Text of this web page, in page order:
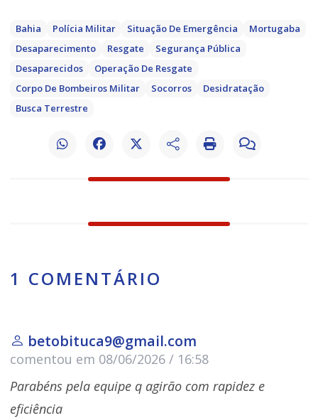
Bahia Polícia Militar Situação De Emergência
Mortugaba
Desaparecimento
Resgate
Segurança Pública
Desaparecidos
Operação De Resgate
Corpo De Bombeiros Militar
Socorros
Desidratação
Busca Terrestre
1 COMENTÁRIO
betobituca9@gmail.com
comentou em 08/06/2026 / 16:58
Parabéns pela equipe q agirão com rapidez e
eficiência